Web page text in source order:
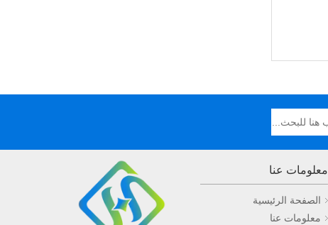
معلومات عنا
الصفحة الرئيسية
معلومات عنا